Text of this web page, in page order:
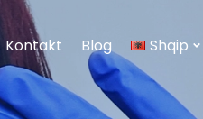
Kontakt Blog Shqip